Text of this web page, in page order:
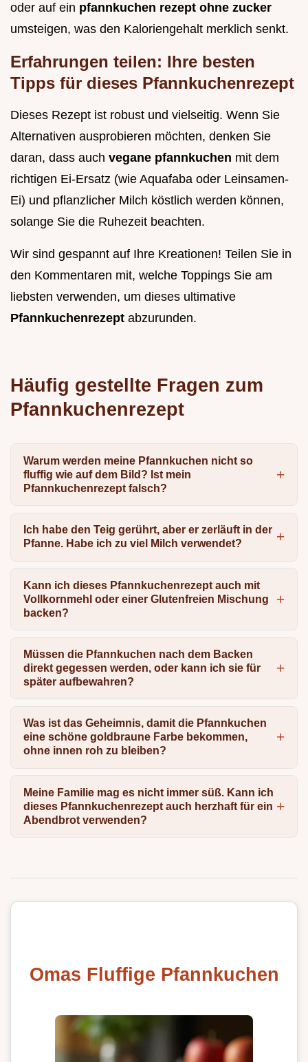
oder auf ein pfannkuchen rezept ohne zucker
umsteigen, was den Kaloriengehalt merklich senkt.
Erfahrungen teilen: Ihre besten
Tipps für dieses Pfannkuchenrezept
Dieses Rezept ist robust und vielseitig. Wenn Sie
Alternativen ausprobieren möchten, denken Sie
daran, dass auch vegane pfannkuchen mit dem
richtigen Ei-Ersatz (wie Aquafaba oder Leinsamen-
Ei) und pflanzlicher Milch köstlich werden können,
solange Sie die Ruhezeit beachten.
Wir sind gespannt auf Ihre Kreationen! Teilen Sie in
den Kommentaren mit, welche Toppings Sie am
liebsten verwenden, um dieses ultimative
Pfannkuchenrezept abzurunden.
Häufig gestellte Fragen zum
Pfannkuchenrezept
Warum werden meine Pfannkuchen nicht so
fluffig wie auf dem Bild? Ist mein
Pfannkuchenrezept falsch?
Ich habe den Teig gerührt, aber er zerläuft in der
Pfanne. Habe ich zu viel Milch verwendet?
Kann ich dieses Pfannkuchenrezept auch mit
Vollkornmehl oder einer Glutenfreien Mischung
backen?
Müssen die Pfannkuchen nach dem Backen
direkt gegessen werden, oder kann ich sie für
später aufbewahren?
Was ist das Geheimnis, damit die Pfannkuchen
eine schöne goldbraune Farbe bekommen,
ohne innen roh zu bleiben?
Meine Familie mag es nicht immer süß. Kann ich
dieses Pfannkuchenrezept auch herzhaft für ein
Abendbrot verwenden?
Omas Fluffige Pfannkuchen